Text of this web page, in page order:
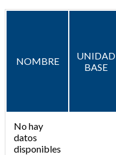
NOMBRE
UNIDAD
BASE
No hay
datos
disponibles